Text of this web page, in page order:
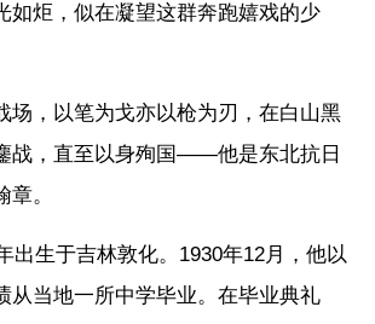
如炬，似在凝望这群奔跑嬉戏的少
场，以笔为戈亦以枪为刃，在白山黑
战，直至以身殉国——他是东北抗日
。
出生于吉林敦化。1930年12月，他以
从当地一所中学毕业。在毕业典礼